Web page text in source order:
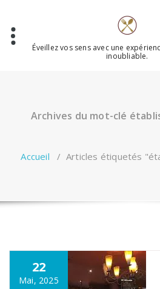
contenu
Éveillez vos sens avec une
inoubliable.
Archives du mot-clé
Accueil / Articles étiquetés
22
Mai, 2025